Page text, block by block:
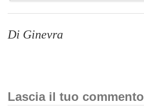
Di Ginevra
Lascia il tuo commento